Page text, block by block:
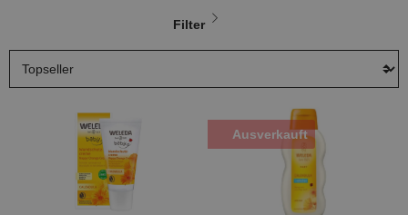
Filter
Ausverkauft